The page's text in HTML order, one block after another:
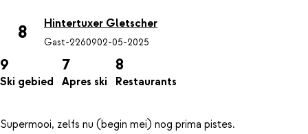
8 Hintertuxer Gletscher
Gast-2260902-05-2025
9
Ski gebied
7
Apres ski
8
Restaurants